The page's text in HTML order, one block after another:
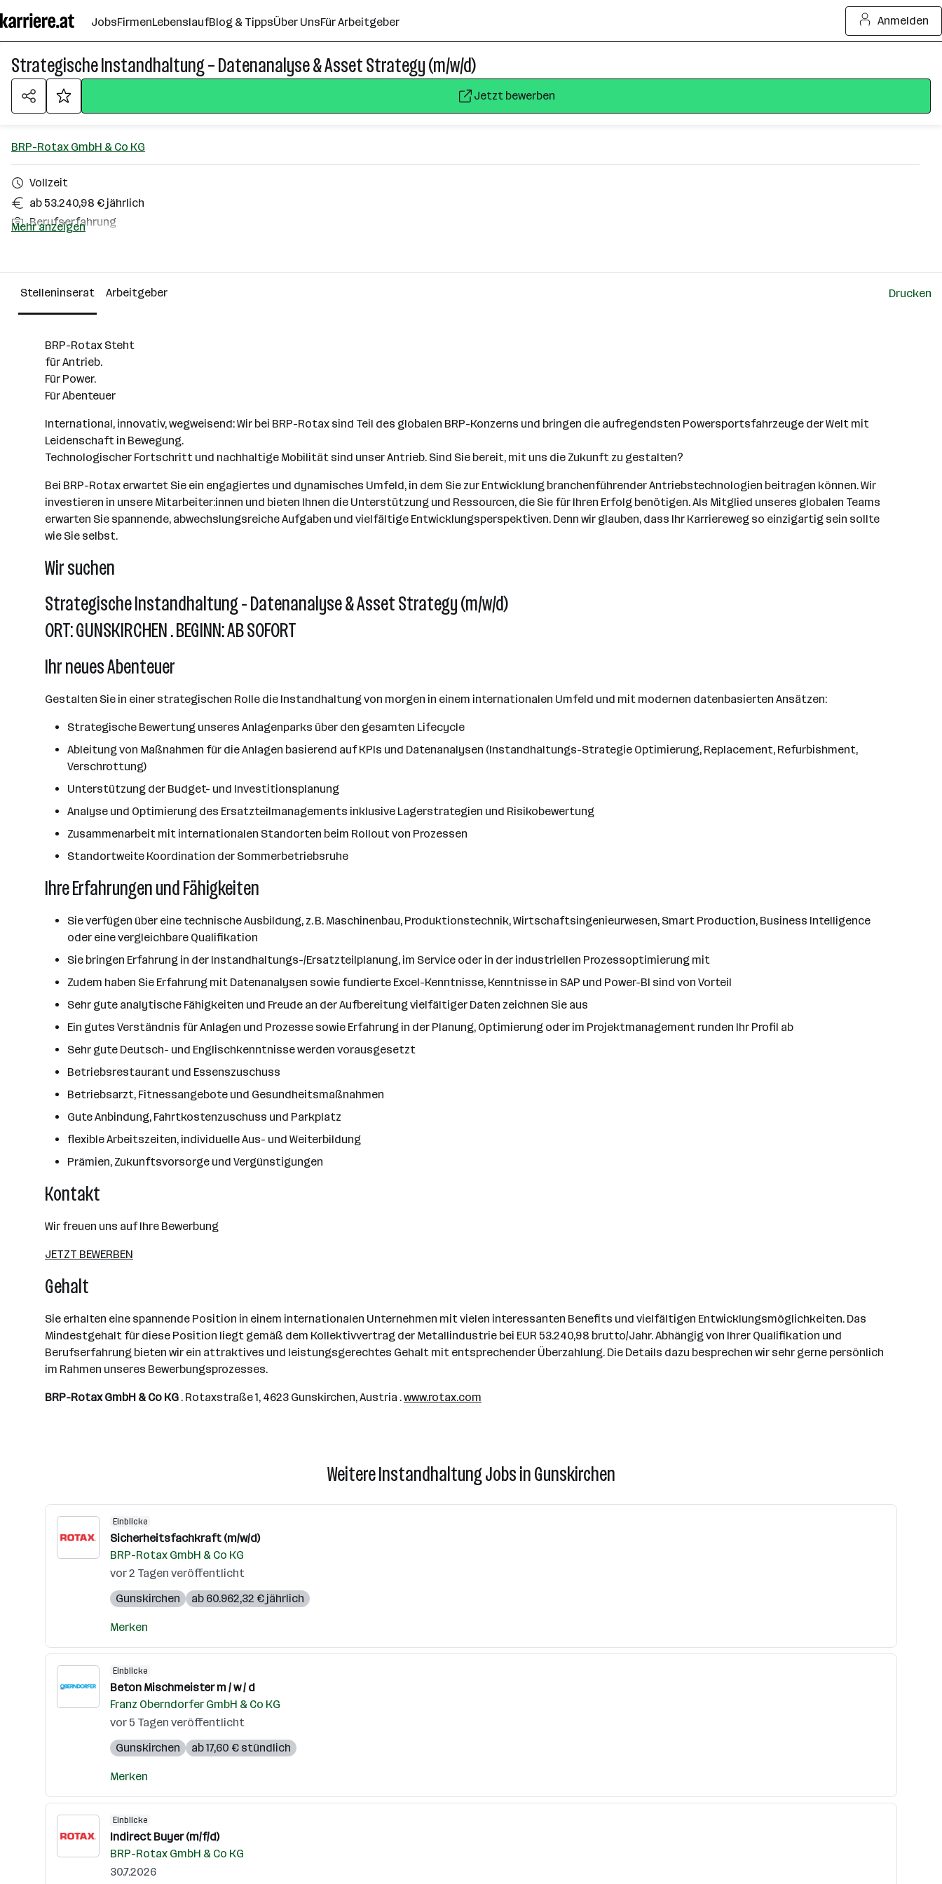
Seiteninhalt
springen
JobsFirmenLebenslaufBlog & TippsÜber UnsFür Arbeitgeber Anmelden
Strategische Instandhaltung – Datenanalyse & Asset Strategy (m/w/d)
Jetzt bewerben
BRP-Rotax GmbH & Co KG
Vollzeit
ab 53.240,98 € jährlich
Berufserfahrung
Über das Unternehmen
501 - 2500 Mitarbeiter*innen
Mehr anzeigen
Stelleninserat Arbeitgeber Drucken
BRP-Rotax Steht
für Antrieb.
Für Power.
Für Abenteuer
International, innovativ, wegweisend: Wir bei BRP-Rotax sind Teil des globalen BRP-Konzerns und bringen die aufregendsten Powersportsfahrzeuge der Welt mit
Leidenschaft in Bewegung.
Technologischer Fortschritt und nachhaltige Mobilität sind unser Antrieb. Sind Sie bereit, mit uns die Zukunft zu gestalten?
Bei BRP-Rotax erwartet Sie ein engagiertes und dynamisches Umfeld, in dem Sie zur Entwicklung branchenführender Antriebstechnologien beitragen können. Wir
investieren in unsere Mitarbeiter:innen und bieten Ihnen die Unterstützung und Ressourcen, die Sie für Ihren Erfolg benötigen. Als Mitglied unseres globalen Teams
erwarten Sie spannende, abwechslungsreiche Aufgaben und vielfältige Entwicklungsperspektiven. Denn wir glauben, dass Ihr Karriereweg so einzigartig sein sollte
wie Sie selbst.
Wir suchen
Strategische Instandhaltung - Datenanalyse & Asset Strategy (m/w/d)
ORT: GUNSKIRCHEN . BEGINN: AB SOFORT
Ihr neues Abenteuer
Gestalten Sie in einer strategischen Rolle die Instandhaltung von morgen in einem internationalen Umfeld und mit modernen datenbasierten Ansätzen:
Strategische Bewertung unseres Anlagenparks über den gesamten Lifecycle
Ableitung von Maßnahmen für die Anlagen basierend auf KPIs und Datenanalysen (Instandhaltungs-Strategie Optimierung, Replacement, Refurbishment,
Verschrottung)
Unterstützung der Budget- und Investitionsplanung
Analyse und Optimierung des Ersatzteilmanagements inklusive Lagerstrategien und Risikobewertung
Zusammenarbeit mit internationalen Standorten beim Rollout von Prozessen
Standortweite Koordination der Sommerbetriebsruhe
Ihre Erfahrungen und Fähigkeiten
Sie verfügen über eine technische Ausbildung, z. B. Maschinenbau, Produktionstechnik, Wirtschaftsingenieurwesen, Smart Production, Business Intelligence
oder eine vergleichbare Qualifikation
Sie bringen Erfahrung in der Instandhaltungs-/Ersatzteilplanung, im Service oder in der industriellen Prozessoptimierung mit
Zudem haben Sie Erfahrung mit Datenanalysen sowie fundierte Excel-Kenntnisse, Kenntnisse in SAP und Power-BI sind von Vorteil
Sehr gute analytische Fähigkeiten und Freude an der Aufbereitung vielfältiger Daten zeichnen Sie aus
Ein gutes Verständnis für Anlagen und Prozesse sowie Erfahrung in der Planung, Optimierung oder im Projektmanagement runden Ihr Profil ab
Sehr gute Deutsch- und Englischkenntnisse werden vorausgesetzt
Betriebsrestaurant und Essenszuschuss
Betriebsarzt, Fitnessangebote und Gesundheitsmaßnahmen
Gute Anbindung, Fahrtkostenzuschuss und Parkplatz
flexible Arbeitszeiten, individuelle Aus- und Weiterbildung
Prämien, Zukunftsvorsorge und Vergünstigungen
Kontakt
Wir freuen uns auf Ihre Bewerbung
JETZT BEWERBEN
Gehalt
Sie erhalten eine spannende Position in einem internationalen Unternehmen mit vielen interessanten Benefits und vielfältigen Entwicklungsmöglichkeiten. Das
Mindestgehalt für diese Position liegt gemäß dem Kollektivvertrag der Metallindustrie bei EUR 53.240,98 brutto/Jahr. Abhängig von Ihrer Qualifikation und
Berufserfahrung bieten wir ein attraktives und leistungsgerechtes Gehalt mit entsprechender Überzahlung. Die Details dazu besprechen wir sehr gerne persönlich
im Rahmen unseres Bewerbungsprozesses.
BRP-Rotax GmbH & Co KG . Rotaxstraße 1, 4623 Gunskirchen, Austria .www.rotax.com
Weitere Instandhaltung Jobs in Gunskirchen
Einblicke
Sicherheitsfachkraft (m/w/d)
BRP-Rotax GmbH & Co KG
vor 2 Tagen veröffentlicht
Gunskirchen
ab 60.962,32 € jährlich
Merken
Einblicke
Beton Mischmeister m / w / d
Franz Oberndorfer GmbH & Co KG
vor 5 Tagen veröffentlicht
Gunskirchen
ab 17,60 € stündlich
Merken
Einblicke
Indirect Buyer (m/f/d)
BRP-Rotax GmbH & Co KG
30.7.2026